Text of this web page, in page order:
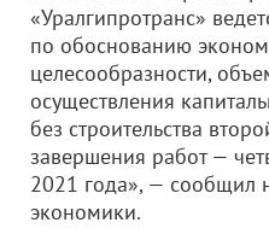
«Уралгипротранс»
по обоснованию
целесообразности,
осуществления
без строительства
завершения работ —
2021 года», — сообщил
экономики.